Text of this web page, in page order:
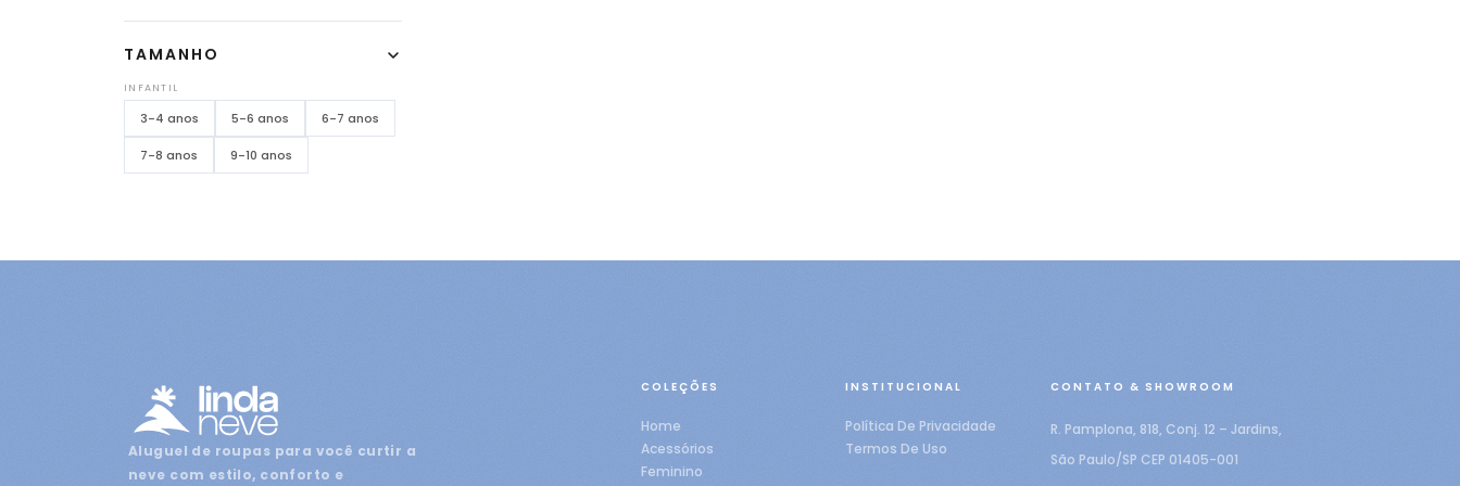
TAMANHO
INFANTIL
3-4 anos 5-6 anos 6-7 anos
7-8 anos 9-10 anos
Aluguel de roupas para você curtir a
neve com estilo, conforto e
COLEÇÕES
Home
Acessórios
Feminino
INSTITUCIONAL
Política De Privacidade
Termos De Uso
CONTATO & SHOWROOM
R. Pamplona, 818, Conj. 12 – Jardins,
São Paulo/SP CEP 01405-001